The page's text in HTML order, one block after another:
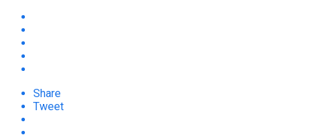
Share
Tweet